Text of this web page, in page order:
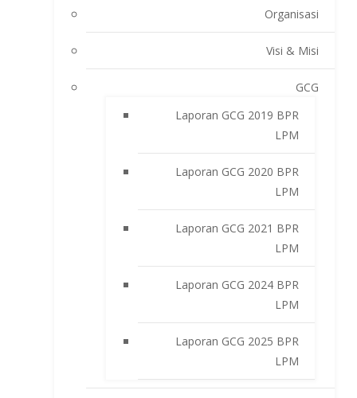
Organisasi
Visi & Misi
GCG
Laporan GCG 2019 BPR
LPM
Laporan GCG 2020 BPR
LPM
Laporan GCG 2021 BPR
LPM
Laporan GCG 2024 BPR
LPM
Laporan GCG 2025 BPR
LPM